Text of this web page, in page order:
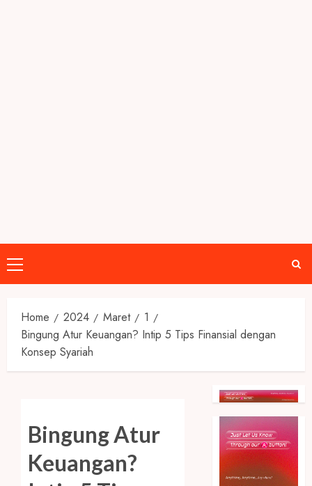
Primary
Menu
Home 2024 Maret
1
Bingung Atur Keuangan? Intip 5 Tips Finansial dengan
Konsep Syariah
Bingung Atur
Keuangan?